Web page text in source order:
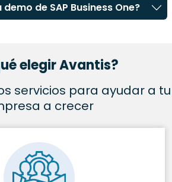
de SAP Business One?
elegir Avantis?
servicios para ayudar a tu
a crecer